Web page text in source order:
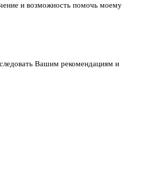
и возможность помочь моему
Вашим рекомендациям и